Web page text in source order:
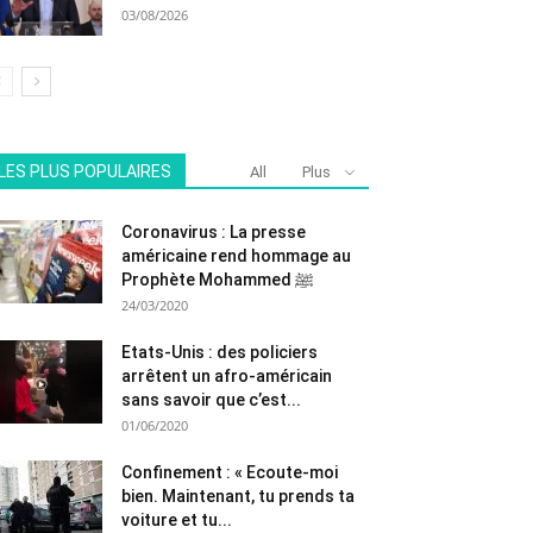
03/08/2026
LES PLUS POPULAIRES All Plus
Coronavirus : La presse
américaine rend hommage au
Prophète Mohammed ﷺ
24/03/2020
Etats-Unis : des policiers
arrêtent un afro-américain
sans savoir que c’est...
01/06/2020
Confinement : « Ecoute-moi
bien. Maintenant, tu prends ta
voiture et tu...